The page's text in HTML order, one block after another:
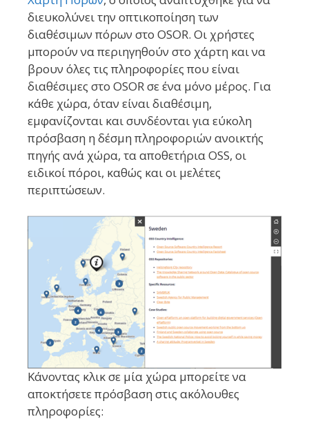
διευκολύνει την οπτικοποίηση των
διαθέσιμων πόρων στο OSOR. Οι χρήστες
μπορούν να περιηγηθούν στο χάρτη και να
βρουν όλες τις πληροφορίες που είναι
διαθέσιμες στο OSOR σε ένα μόνο μέρος. Για
κάθε χώρα, όταν είναι διαθέσιμη,
εμφανίζονται και συνδέονται για εύκολη
πρόσβαση η δέσμη πληροφοριών ανοικτής
πηγής ανά χώρα, τα αποθετήρια OSS, οι
ειδικοί πόροι, καθώς και οι μελέτες
περιπτώσεων.
Κάνοντας κλικ σε μία χώρα μπορείτε να
αποκτήσετε πρόσβαση στις ακόλουθες
πληροφορίες: